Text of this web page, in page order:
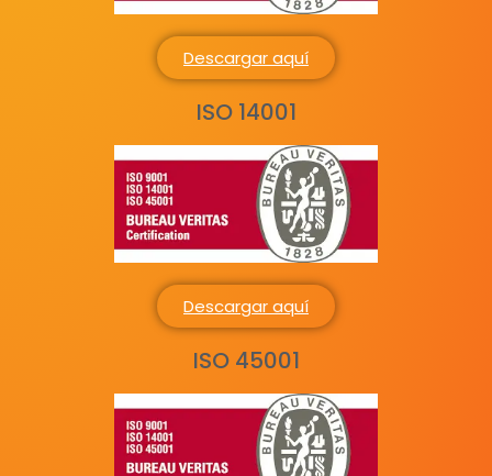
Descargar aquí
ISO 14001
Descargar aquí
ISO 45001